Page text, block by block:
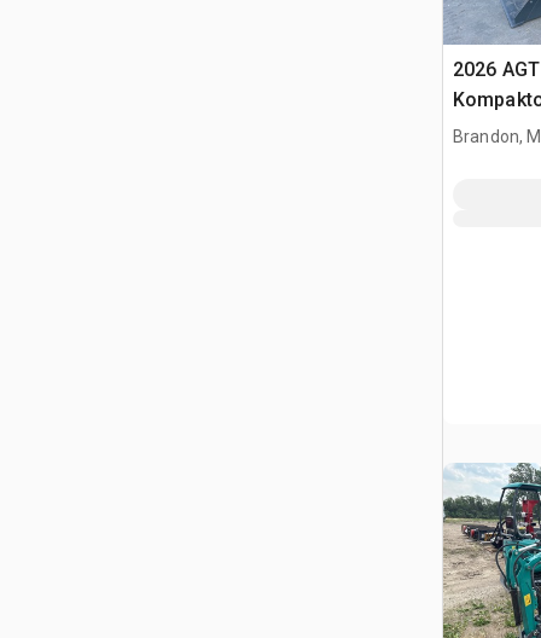
2026
Brandon,